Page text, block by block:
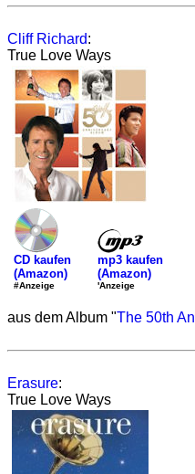
Cliff Richard:
True Love Ways
CD kaufen
(Amazon)
#Anzeige
mp3 kaufen
(Amazon)
'Anzeige
aus dem Album "The 50th
Erasure:
True Love Ways